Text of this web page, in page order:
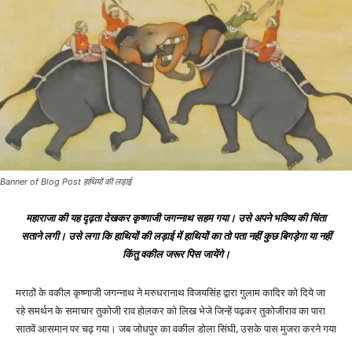
Banner of Blog Post हाथियों की लड़ाई
महाराजा की यह दृढ़ता देखकर कृष्णाजी जगन्नाथ सहम गया। उसे अपने भविष्य की चिंता
सताने लगी। उसे लगा कि हाथियों की लड़ाई में हाथियों का तो पता नहीं कुछ बिगड़ेगा या नहीं
किंतु वकील जरूर पिस जायेंगे।
मराठों के वकील कृष्णाजी जगन्नाथ ने मरुधरानाथ विजयसिंह द्वारा गुलाम कादिर को दिये जा
रहे समर्थन के समाचार तुकोजी राव होलकर को लिख भेजे जिन्हें पढ़कर तुकोजीराव का पारा
सातवें आसमान पर चढ़ गया। जब जोधपुर का वकील डोला सिंघी, उसके पास मुजरा करने गया